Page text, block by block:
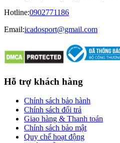
Hotline:0902771186
Email:icadosport@gmail.com
Hỗ trợ khách hàng
Chính sách bảo hành
Chính sách đổi trả
Giao hàng & Thanh toán
Chính sách bảo mật
Quy chế hoạt động